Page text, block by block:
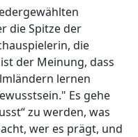
die Spitze der
die
der Meinung, dass
lernen
Es gehe
zu werden, was
wer es prägt, und